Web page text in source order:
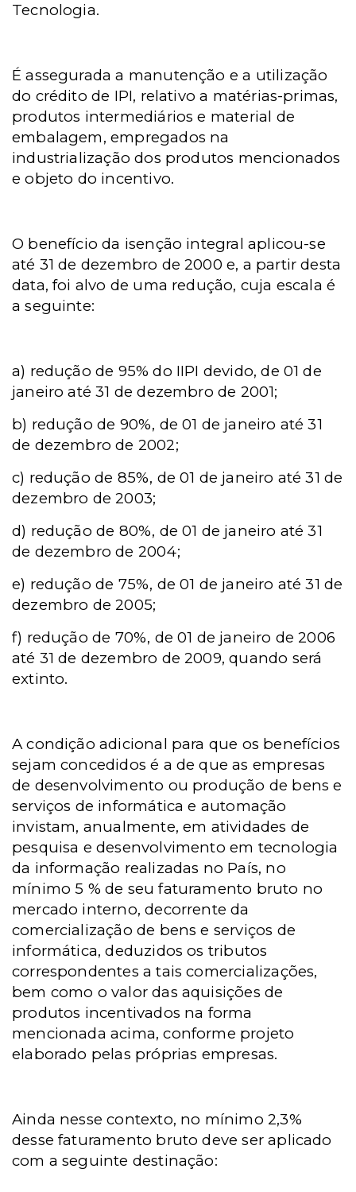
Tecnologia.
É assegurada a manutenção e a utilização
do crédito de IPI, relativo a matérias-primas,
produtos intermediários e material de
embalagem, empregados na
industrialização dos produtos mencionados
e objeto do incentivo.
O benefício da isenção integral aplicou-se
até 31 de dezembro de 2000 e, a partir desta
data, foi alvo de uma redução, cuja escala é
a seguinte:
a) redução de 95% do IIPI devido, de 01 de
janeiro até 31 de dezembro de 2001;
b) redução de 90%, de 01 de janeiro até 31
de dezembro de 2002;
c) redução de 85%, de 01 de janeiro até 31 de
dezembro de 2003;
d) redução de 80%, de 01 de janeiro até 31
de dezembro de 2004;
e) redução de 75%, de 01 de janeiro até 31 de
dezembro de 2005;
f) redução de 70%, de 01 de janeiro de 2006
até 31 de dezembro de 2009, quando será
extinto.
A condição adicional para que os benefícios
sejam concedidos é a de que as empresas
de desenvolvimento ou produção de bens e
serviços de informática e automação
invistam, anualmente, em atividades de
pesquisa e desenvolvimento em tecnologia
da informação realizadas no País, no
mínimo 5 % de seu faturamento bruto no
mercado interno, decorrente da
comercialização de bens e serviços de
informática, deduzidos os tributos
correspondentes a tais comercializações,
bem como o valor das aquisições de
produtos incentivados na forma
mencionada acima, conforme projeto
elaborado pelas próprias empresas.
Ainda nesse contexto, no mínimo 2,3%
desse faturamento bruto deve ser aplicado
com a seguinte destinação: